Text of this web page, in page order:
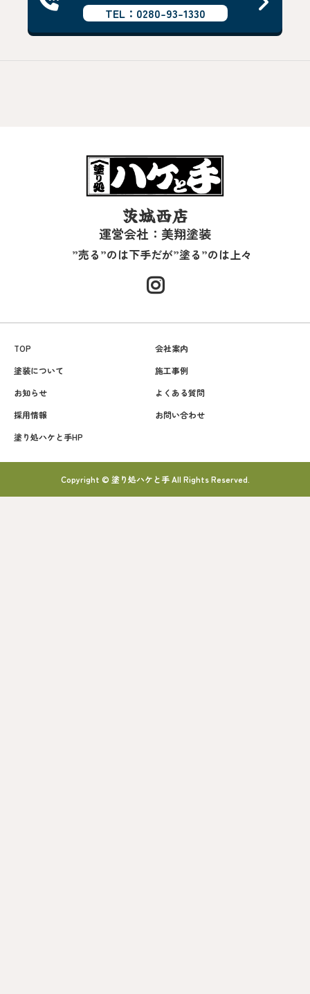
TEL：0280-93-1330
茨城西店
運営会社：美翔塗装
”売る”のは下手だが”塗る”のは上々
TOP
会社案内
塗装について
施工事例
お知らせ
よくある質問
採用情報
お問い合わせ
塗り処ハケと手HP
Copyright © 塗り処ハケと手 All Rights Reserved.